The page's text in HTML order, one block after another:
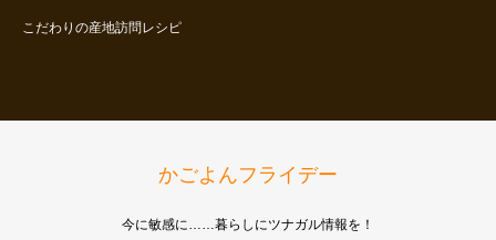
こだわりの産地訪問レシピ
かごよんフライデー
今に敏感に……暮らしにツナガル情報を！